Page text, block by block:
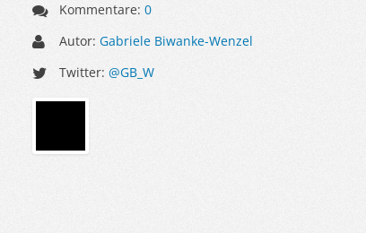
Kommentare:0
Autor:Gabriele Biwanke-Wenzel
Twitter:@GB_W